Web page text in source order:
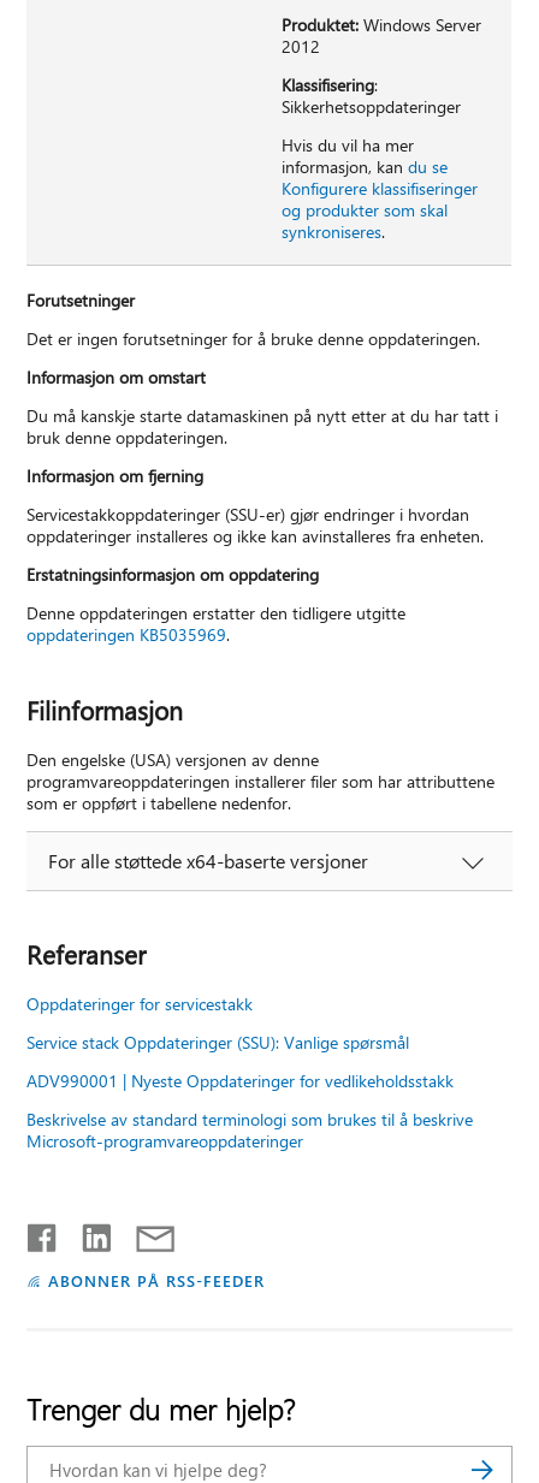
Produktet: Windows Server
2012
Klassifisering:
Sikkerhetsoppdateringer
Hvis du vil ha mer
informasjon, kandu se
Konfigurere klassifiseringer
og produkter som skal
synkroniseres.
Forutsetninger
Det er ingen forutsetninger for å bruke denne oppdateringen.
Informasjon om omstart
Du må kanskje starte datamaskinen på nytt etter at du har tatt i
bruk denne oppdateringen.
Informasjon om fjerning
Servicestakkoppdateringer (SSU-er) gjør endringer i hvordan
oppdateringer installeres og ikke kan avinstalleres fra enheten.
Erstatningsinformasjon om oppdatering
Denne oppdateringen erstatter den tidligere utgitte
oppdateringen KB5035969.
Filinformasjon
Den engelske (USA) versjonen av denne
programvareoppdateringen installerer filer som har attributtene
som er oppført i tabellene nedenfor.
For alle støttede x64-baserte versjoner
Referanser
Oppdateringer for servicestakk
Service stack Oppdateringer (SSU): Vanlige spørsmål
ADV990001 | Nyeste Oppdateringer for vedlikeholdsstakk
Beskrivelse av standard terminologi som brukes til å beskrive
Microsoft-programvareoppdateringer
ABONNER PÅ RSS-FEEDER
Trenger du mer hjelp?